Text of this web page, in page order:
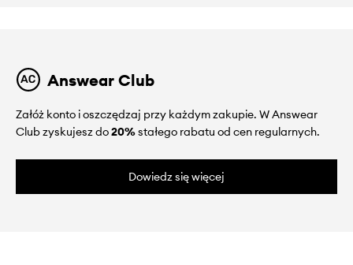
Answear Club
Załóż konto i oszczędzaj przy każdym zakupie. W Answear
Club zyskujesz do20%stałego rabatu od cen regularnych.
Dowiedz się więcej